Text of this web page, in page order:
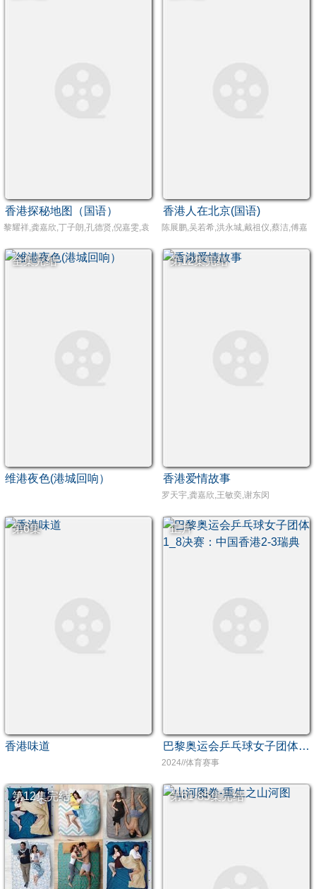
香港探秘地图（国语）
黎耀祥,龚嘉欣,丁子朗,孔德贤,倪嘉雯,袁文杰,庄思明,蔡国威,杨玉梅,邓伊婷,袁镇业,
香港人在北京(国语)
陈展鹏,吴若希,洪永城,戴祖仪,蔡洁,傅嘉
全集完结
维港夜色(港城回响）
第12集完结
香港爱情故事
罗天宇,龚嘉欣,王敏奕,谢东闵
第6集
香港味道
正片
巴黎奥运会乒乓球女子团体1_8决赛：中国香港2-3瑞典
2024//体育赛事
第12集完结 第61-85集完结